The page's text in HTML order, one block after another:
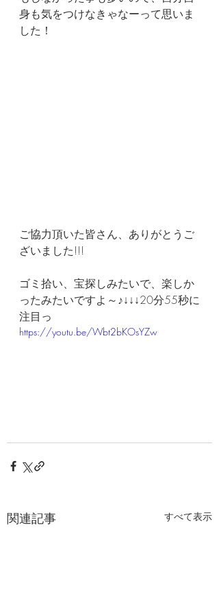
身も気をつけなきゃなーって思いま
した！
ご協力頂いた皆さん、ありがとうご
ざいました!!!
ゴミ拾い、宝探しみたいで、楽しか
ったみたいですよ～♪↓↓↓20分55秒に
注目っ
https://youtu.be/Wbt2bKOsYZw
関連記事 すべて表示